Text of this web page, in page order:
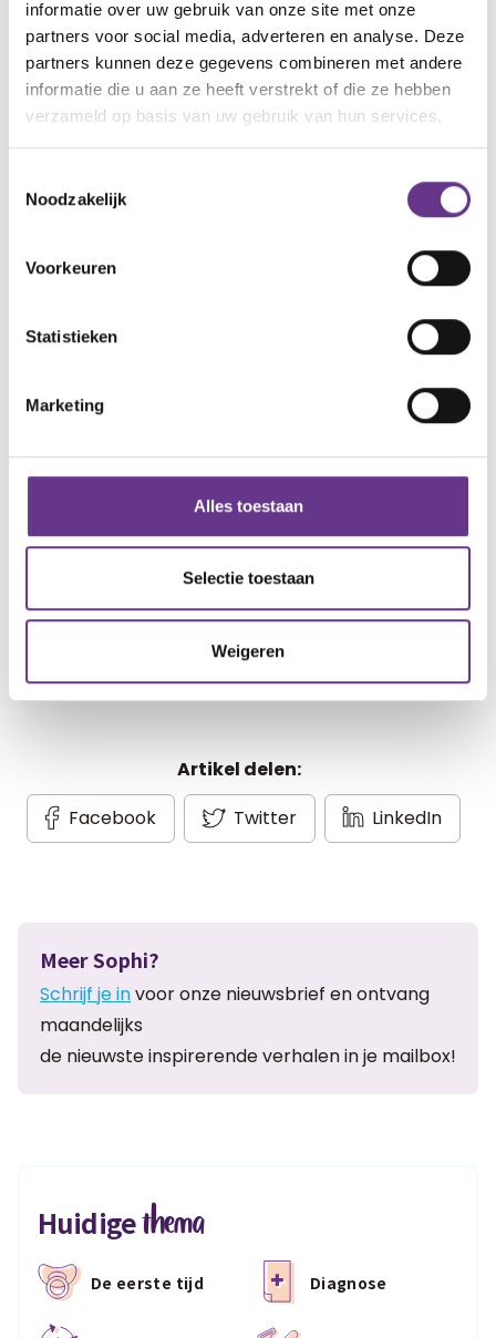
informatie over uw gebruik van onze site met onze
partners voor social media, adverteren en analyse. Deze
partners kunnen deze gegevens combineren met andere
informatie die u aan ze heeft verstrekt of die ze hebben
verzameld op basis van uw gebruik van hun services.
Noodzakelijk
Voorkeuren
Statistieken
Marketing
Alles toestaan
Selectie toestaan
Weigeren
een arts VG. Je kunt daardoor eenvoudiger zoeken
naar een arts VG bij jou in de buurt. Bekijk de
interactieve kaart hier
.
Wat vind je van ditartikel?
Reacties
Alle reacties lezen?
Log inen lees reacties van anderen. Stel vragen
geschreven blogs en artikelen.
Gratis account aanmaken
Heb je al een account?
Artikel delen:
Facebook
Twitter LinkedIn
Meer Sophi?
Schrijf je invoor onze nieuwsbrief en ontvang
maandelijks
de nieuwste inspirerende verhalen in je mailbox!
Huidigethema
De eerste tijd Diagnose